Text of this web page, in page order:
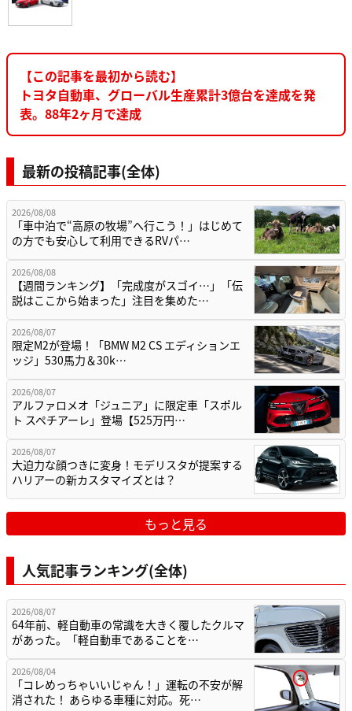
【この記事を最初から読む】
トヨタ自動車、グローバル生産累計3億台を達成を発
表。88年2ヶ月で達成
最新の投稿記事(全体)
2026/08/08
「車中泊で“高原の牧場”へ行こう！」はじめて
の方でも安心して利用できるRVパ…
2026/08/08
【週間ランキング】「完成度がスゴイ…」「伝
説はここから始まった」注目を集めた…
2026/08/07
限定M2が登場！「BMW M2 CS エディションエ
ッジ」530馬力＆30k…
2026/08/07
アルファロメオ「ジュニア」に限定車「スポル
ト スペチアーレ」登場【525万円…
2026/08/07
大迫力な顔つきに変身！モデリスタが提案する
ハリアーの新カスタマイズとは？
もっと見る
人気記事ランキング(全体)
2026/08/07
64年前、軽自動車の常識を大きく覆したクルマ
があった。「軽自動車であることを…
2026/08/04
「コレめっちゃいいじゃん！」運転の不安が解
消された！ あらゆる車種に対応。死…